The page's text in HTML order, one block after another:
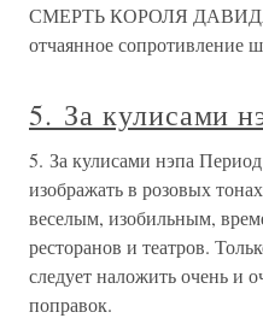
СМЕРТЬ КОРОЛЯ ДАВИДА
отчаянное сопротивление
5. За кулисами
5. За кулисами нэпа
изображать в розовых
веселым, изобильным,
ресторанов и театров.
следует наложить очень и
поправок.